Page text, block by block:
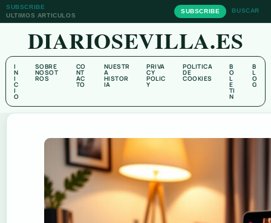
SUBSCRIBE
ULTIMOS ARTICULOS
SUBSCRIBE BUSCAR
DIARIOSEVILLA.ES
I
N
I
C
I
O
SOBRE
NOSOT
ROS
CO
NT
AC
TO
NUESTR
A
HISTOR
IA
PRIVA
CY
POLIC
Y
POLITICA
DE
COOKIES
B
O
L
E
TI
N
B
L
O
G